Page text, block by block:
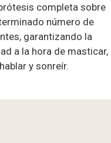
completa sobre
número de
garantizando la
a la hora de masticar,
hablar y sonreír.